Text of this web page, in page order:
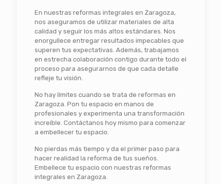
En nuestras reformas integrales en Zaragoza,
nos aseguramos de utilizar materiales de alta
calidad y seguir los más altos estándares. Nos
enorgullece entregar resultados impecables que
superen tus expectativas. Además, trabajamos
en estrecha colaboración contigo durante todo el
proceso para asegurarnos de que cada detalle
refleje tu visión.
No hay límites cuando se trata de reformas en
Zaragoza. Pon tu espacio en manos de
profesionales y experimenta una transformación
increíble. Contáctanos hoy mismo para comenzar
a embellecer tu espacio.
No pierdas más tiempo y da el primer paso para
hacer realidad la reforma de tus sueños.
Embellece tu espacio con nuestras reformas
integrales en Zaragoza.